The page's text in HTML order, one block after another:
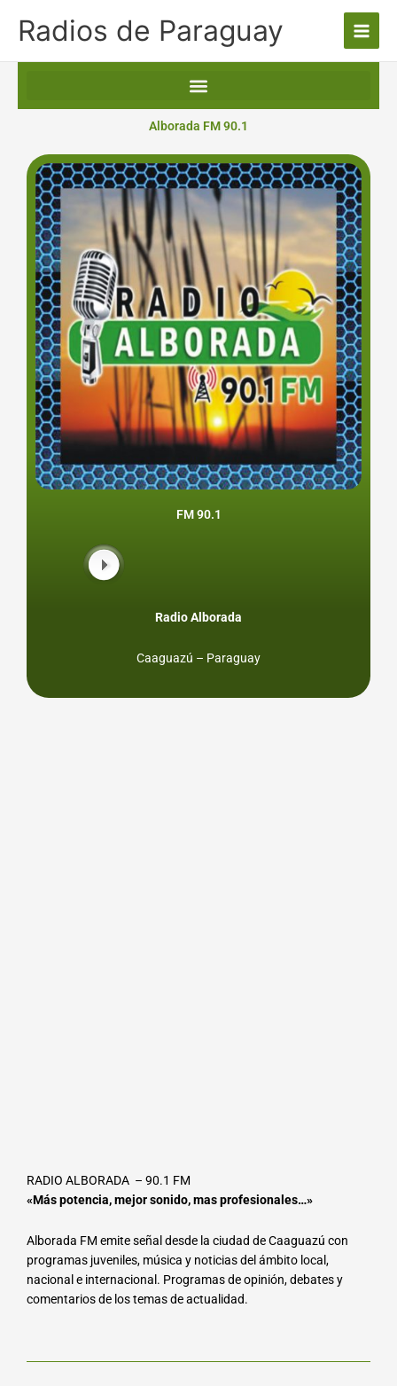
Radios de Paraguay
Alborada FM 90.1
FM 90.1
Radio Alborada
Caaguazú – Paraguay
RADIO ALBORADA – 90.1 FM
«Más potencia, mejor sonido, mas profesionales…»
Alborada FM emite señal desde la ciudad de Caaguazú con
programas juveniles, música y noticias del ámbito local,
nacional e internacional. Programas de opinión, debates y
comentarios de los temas de actualidad.